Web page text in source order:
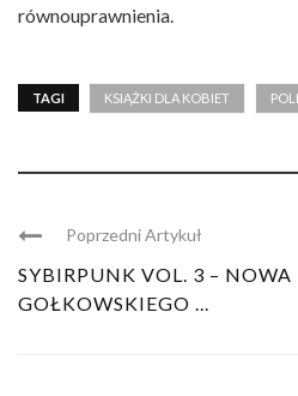
równouprawnienia.
TAGI KSIĄŻKI DLA KOBIET
Poprzedni Artykuł
SYBIRPUNK VOL. 3 – NOWA
GOŁKOWSKIEGO ...